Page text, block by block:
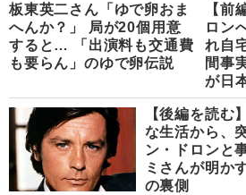
板東英二さん「ゆで卵おま
へんか？」 局が20個用意
すると… 「出演料も交通費
も要らん」のゆで卵伝説
【前
ロン
れ自
間事
が日
【後編を読む
な生活から、
ン・ドロンと
ミさんが明か
の裏側